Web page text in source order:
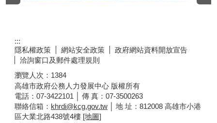
:::
隱私權政策
網站安全政策
政府網站資料開放宣告
洽詢窗口及郵件處理規則
瀏覽人次： 1384
高雄市政府公務人力發展中心 版權所有
電話：07-3422101 │ 傳 真：07-3500263
聯絡信箱： khrdi@kcg.gov.tw │ 地 址：812008 高雄市小港
區大業北路438號4樓 [地圖]